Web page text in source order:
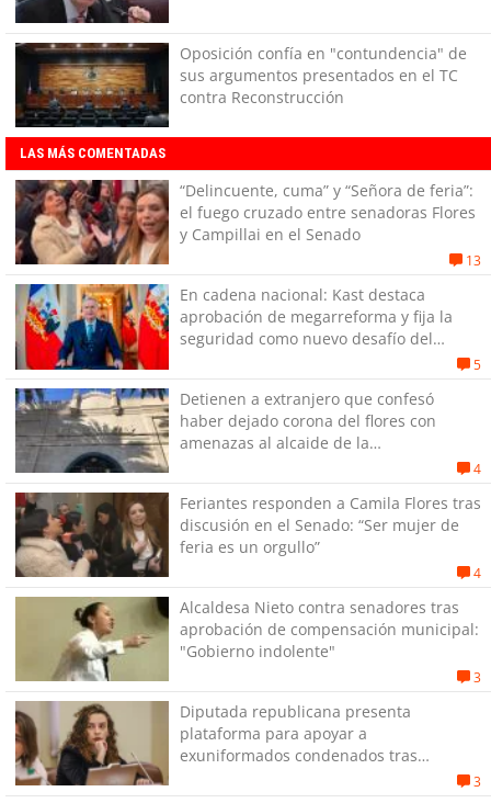
Oposición confía en "contundencia" de
sus argumentos presentados en el TC
contra Reconstrucción
LAS MÁS COMENTADAS
“Delincuente, cuma” y “Señora de feria”:
el fuego cruzado entre senadoras Flores
y Campillai en el Senado
13
En cadena nacional: Kast destaca
aprobación de megarreforma y fija la
seguridad como nuevo desafío del
5
Detienen a extranjero que confesó
haber dejado corona del flores con
amenazas al alcaide de la
4
Feriantes responden a Camila Flores tras
discusión en el Senado: “Ser mujer de
feria es un orgullo”
4
Alcaldesa Nieto contra senadores tras
aprobación de compensación municipal:
"Gobierno indolente"
3
Diputada republicana presenta
plataforma para apoyar a
exuniformados condenados tras
3